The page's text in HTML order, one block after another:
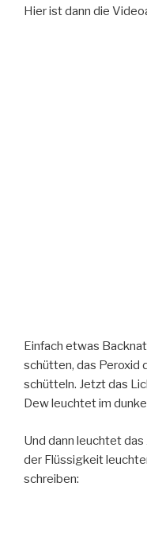
Hier ist dann die
Einfach etwas
schütten, das Peroxid
schütteln. Jetzt das
Dew leuchtet im
Und dann leuchtet das
der Flüssigkeit
schreiben: